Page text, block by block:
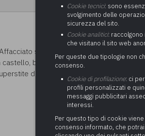
decentrate
Pratiche
ai comuni per
(Partenariato
Privato)
Società e
adempimenti
Adeguamento
gestione
nuove linee
documento
Protezione dei
altrimenti
Protection
Supporto
digitale
Gestione IVA
Gestione IRAP
Consolidato
Relazione di
mandato
Supporto alla
del Piano
Attività di
Energetiche
Controllo
convegni
sul lago Maggiore in un grande
baluardo a capo della Pieve di
dell’assedio fu la chiesetta di San
Cookie tecnici: sono
svolgimento delle
sicurezza del sito.
Cookie analitici: raccolgono
che visitano il sito web
Per queste due tipologie non
consenso.
Cookie di profilazione: ci
profili personalizzati e
messaggi pubblicitari
interessi.
Per questo tipo di cookie
consenso informato, che